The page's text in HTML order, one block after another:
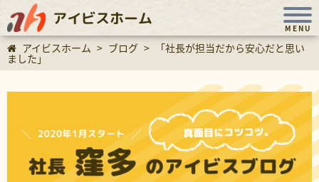
アイビスホーム
MENU
アイビスホーム > ブログ > 「社長が担当だから安心だと思い
ました」